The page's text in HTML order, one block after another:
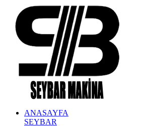
ANASAYFA
SEYBAR